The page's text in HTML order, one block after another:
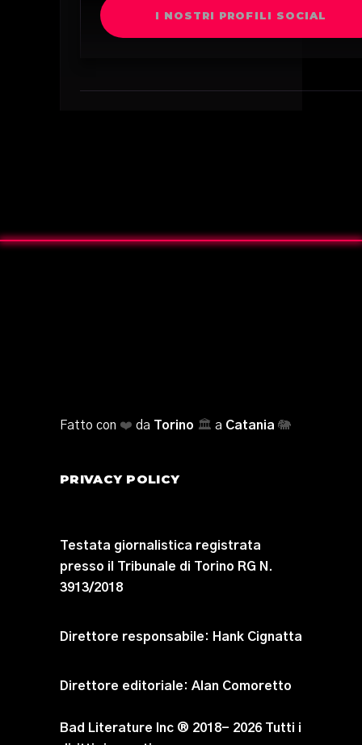
I NOSTRI PROFILI SOCIAL
Fatto con ❤️ da Torino 🏛️ a Catania 🐘
PRIVACY POLICY
Testata giornalistica registrata
presso il Tribunale di Torino RG N.
3913/2018
Direttore responsabile: Hank Cignatta
Direttore editoriale: Alan Comoretto
Bad Literature Inc ® 2018- 2026 Tutti i